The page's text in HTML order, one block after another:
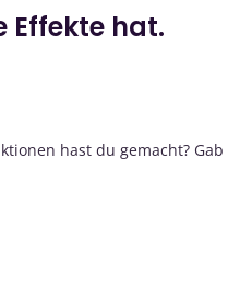
Effekte hat.
hast du gemacht? Gab